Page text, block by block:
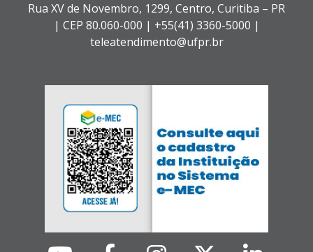
Rua XV de Novembro, 1299, Centro, Curitiba – PR
| CEP 80.060-000 | +55(41) 3360-5000 |
teleatendimento@ufpr.br